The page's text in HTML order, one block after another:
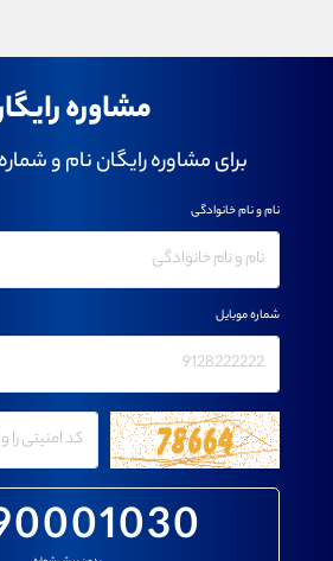
مشاوره
برای مشاوره رایگان نام و
نام و نام خانوادگی
شماره موبایل